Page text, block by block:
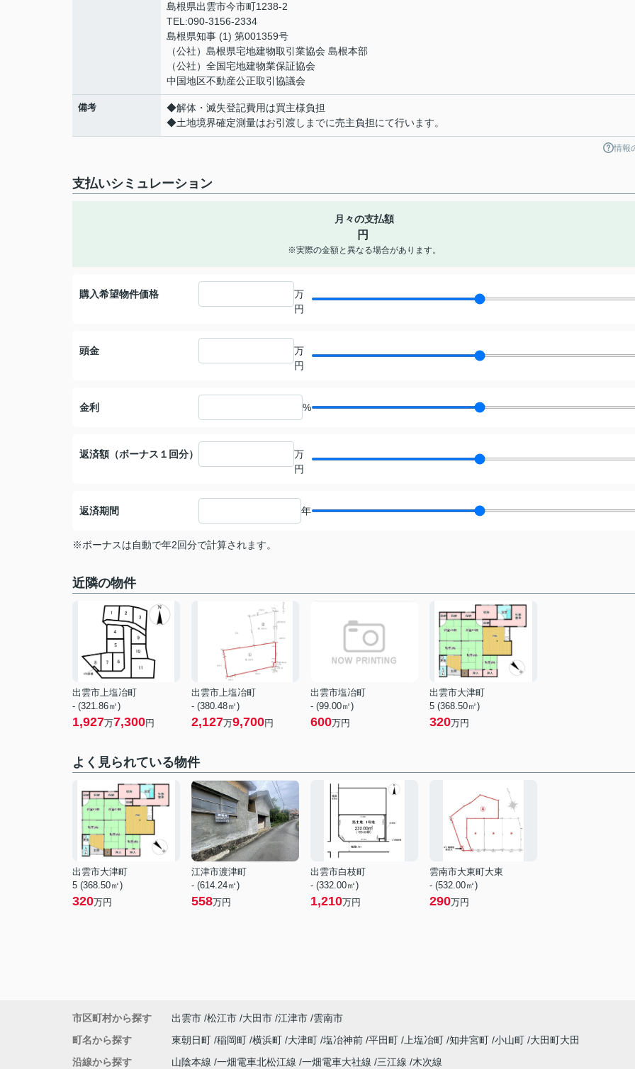
島根県出雲市今市町1238-2
TEL:090-3156-2334
島根県知事 (1) 第001359号
（公社）島根県宅地建物取引業協会 島根本部
（公社）全国宅地建物業保証協会
中国地区不動産公正取引協議会
備考
◆解体・滅失登記費用は買主様負担
◆土地境界確定測量はお引渡しまでに売主負担にて行います。
情報
支払いシミュレーション
月々の支払額
円
※実際の金額と異なる場合があります。
購入希望物件価格
万
円
頭金
万
円
金利 %
返済額（ボーナス１回分）
万
円
返済期間 年
※ボーナスは自動で年2回分で計算されます。
近隣の物件
出雲市上塩冶町
- (321.86㎡)
1,927万7,300円
出雲市上塩冶町
- (380.48㎡)
2,127万9,700円
出雲市塩冶町
- (99.00㎡)
600万円
出雲市大津町
5 (368.50㎡)
320万円
よく見られている物件
出雲市大津町
5 (368.50㎡)
320万円
江津市渡津町
- (614.24㎡)
558万円
出雲市白枝町
- (332.00㎡)
1,210万円
雲南市大東町大東
- (532.00㎡)
290万円
市区町村から探す 出雲市 松江市 大田市 江津市 雲南市
町名から探す
東朝日町 稲岡町 横浜町 大津町 塩冶神前 平田町 上塩冶町 知井宮町 小山町 大田町大田
沿線から探す
山陰本線 一畑電車北松江線 一畑電車大社線 三江線 木次線